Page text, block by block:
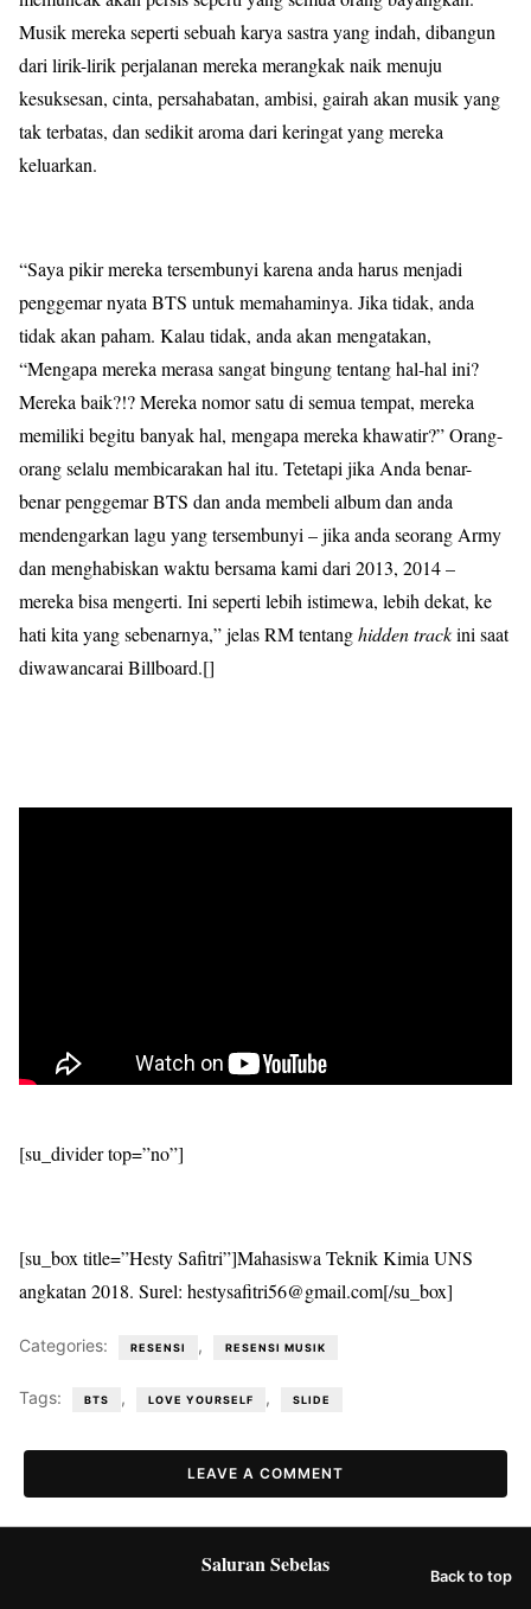
Musik mereka seperti sebuah karya sastra yang indah, dibangun
dari lirik-lirik perjalanan mereka merangkak naik menuju
kesuksesan, cinta, persahabatan, ambisi, gairah akan musik yang
tak terbatas, dan sedikit aroma dari keringat yang mereka
keluarkan.
“Saya pikir mereka tersembunyi karena anda harus menjadi
penggemar nyata BTS untuk memahaminya. Jika tidak, anda
tidak akan paham. Kalau tidak, anda akan mengatakan,
“Mengapa mereka merasa sangat bingung tentang hal-hal ini?
Mereka baik?!? Mereka nomor satu di semua tempat, mereka
memiliki begitu banyak hal, mengapa mereka khawatir?” Orang-
orang selalu membicarakan hal itu. Tetetapi jika Anda benar-
benar penggemar BTS dan anda membeli album dan anda
mendengarkan lagu yang tersembunyi – jika anda seorang Army
dan menghabiskan waktu bersama kami dari 2013, 2014 –
mereka bisa mengerti. Ini seperti lebih istimewa, lebih dekat, ke
hati kita yang sebenarnya,” jelas RM tentanghidden trackini saat
diwawancarai Billboard.[]
[su_divider top=”no”]
[su_box title=”Hesty Safitri”]Mahasiswa Teknik Kimia UNS
angkatan 2018. Surel: hestysafitri56@gmail.com[/su_box]
Categories: RESENSI , RESENSI MUSIK
Tags: BTS , LOVE YOURSELF , SLIDE
LEAVE A COMMENT
Saluran Sebelas Back to top